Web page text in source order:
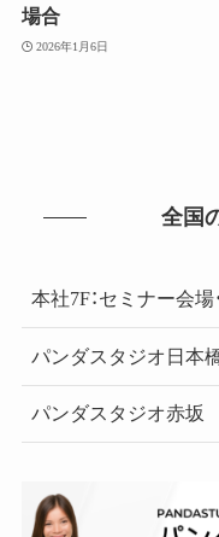
場合
2026年1月6日
全国
本社7F：セミナー会
パンダスタジオ日本
パンダスタジオ赤坂